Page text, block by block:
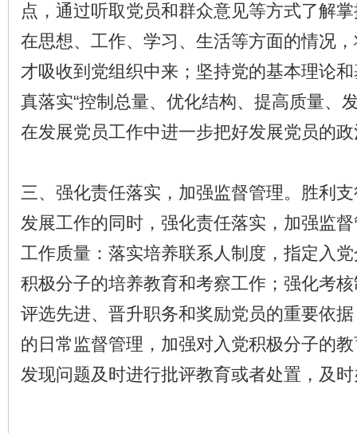
点，通过听取党员和群众意见等方式了解
在思想、工作、学习、生活等方面的情况
才吸收到党组织中来；坚持党的基本理论
真落实“控制总量、优化结构、提高质量、
在发展党员工作中进一步把好发展党员的
三、强化责任落实，加强监督管理。胜利
发展工作的同时，强化责任落实，加强监
工作质量：落实培养联系人制度，指定入
积极分子的培养教育和考察工作；强化考
评选先进、晋升职务和奖励党员的重要依
的日常监督管理，加强对入党积极分子的
发现问题及时进行批评教育或者处置，及